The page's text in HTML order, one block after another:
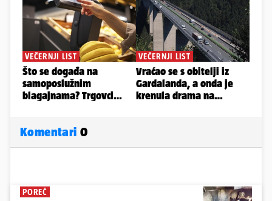
Komentari 0
POREČ